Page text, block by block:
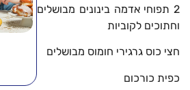
2 תפוחי אדמה בינונים מבושלים
וחתוכים לקוביות
חצי כוס גרגירי חומוס מבושלים
כפית כורכום